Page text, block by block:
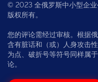
© 2023 全俄罗斯中小型企业
版权所有。
您的评论需经过审核。根据
含有脏话和（或）人身攻击
为点、破折号等符号同样属
论。